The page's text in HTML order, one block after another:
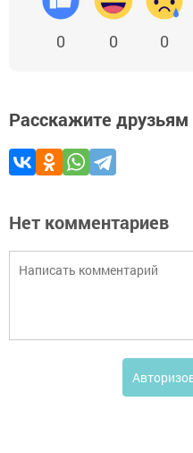
0 0 0
Расскажите друзьям
Нет комментариев